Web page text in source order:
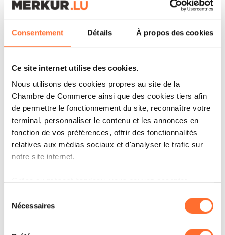
Consentement Détails À propos des cookies
Ce site internet utilise des cookies.
Nous utilisons des cookies propres au site de la
Chambre de Commerce ainsi que des cookies tiers afin
de permettre le fonctionnement du site, reconnaître votre
terminal, personnaliser le contenu et les annonces en
fonction de vos préférences, offrir des fonctionnalités
relatives aux médias sociaux et d'analyser le trafic sur
notre site internet.
Grâce au présent bandeau, vous pouvez accepter,
à l’exception des cookies strictement nécessaires au
fonctionnement du site. Une description des différents
cookies est accessible sous l’onglet « Détails » ci-
Nécessaires
petit déjeuner de 80 places, qui sera prolongée
d’une terrasse aux beaux jours. L’hôtel y propose
chaque jour un buffet de petit déjeuner
L’aménagement y est pensé pour absorber les
bruits et un fonds sonore de musique classique
assure une atmosphère cosy. Une salle de
séminaire avec écran intégré complète ce
niveau. Elle permet d’organiser des réunions
pour 10 à 12 personnes.
Situé au cœur d’un quartier d’affaire, l’hôtel
compte développer le
en partenariat
avec les plateformes qui proposent ce service.
Celui-ci consiste à louer des chambres à l’heure,